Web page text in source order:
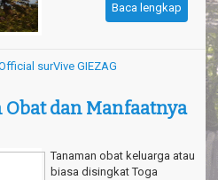
Baca lengkap
surVive GIEZAG
Obat dan Manfaatnya
Tanaman obat keluarga atau
biasa disingkat Toga